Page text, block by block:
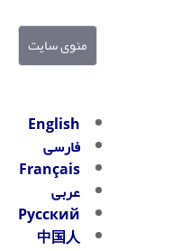
منوی سایت
English
فارسی
Français
عربی
Русский
中国人